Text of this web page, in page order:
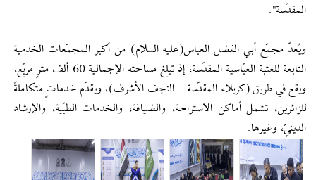
المقدّسة".
ويُعدّ مجمّع أبي الفضل العباس(عليه السلام) من أكبر المجمّعات الخدمية
التابعة للعتبة العبّاسية المقدّسة، إذ تبلغ مساحته الإجمالية 60 ألف مترٍ مربّع،
ويقع في طريق (كربلاء المقدّسة - النجف الأشرف)، ويقدّم خدماتٍ متكاملةً
للزائرين، تشمل أماكن الاستراحة، والضيافة، والخدمات الطبّية، والإرشاد
الدينيّ، وغيرها.